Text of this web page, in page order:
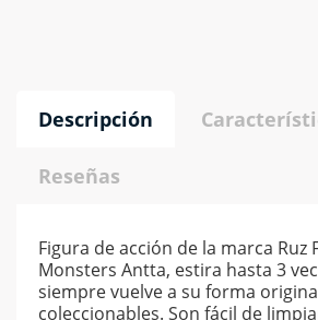
Descripción
Reseñas
Figura de acción de la marca Ruz
Monsters Antta, estira hasta 3
siempre vuelve a su forma
coleccionables. Son fácil de